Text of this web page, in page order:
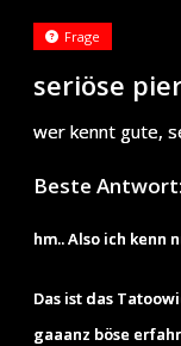
seriöse
Frage
wer kennt gute,
Beste Antwort:
hm.. Also ich kenn
Das ist das
gaaanz böse